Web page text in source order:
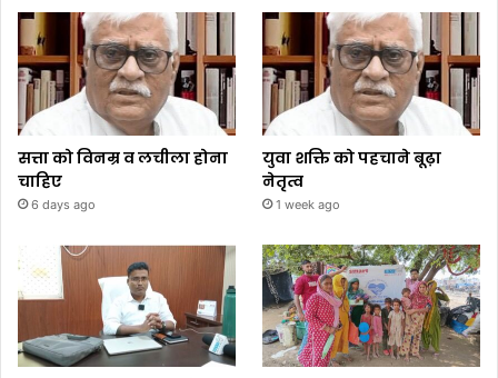
सत्ता को विनम्र व लचीला होना
चाहिए
6 days ago
युवा शक्ति को पहचाने बूढ़ा
नेतृत्व
1 week ago